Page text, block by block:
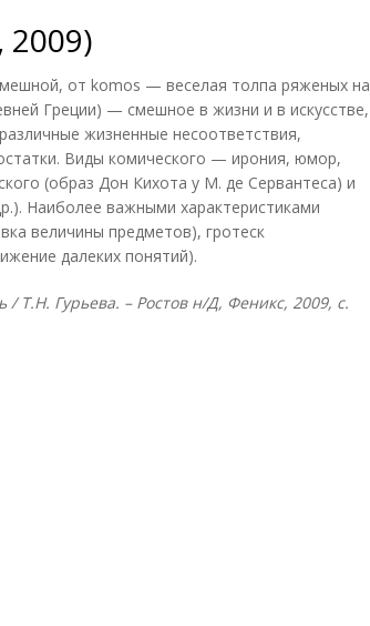
2009)
от komos — веселая толпа ряженых на
Греции) — смешное в жизни и в искусстве,
жизненные несоответствия,
Виды комического — ирония, юмор,
(образ Дон Кихота у М. де Сервантеса) и
Наиболее важными характеристиками
величины предметов), гротеск
далеких понятий).
Т.Н. Гурьева. – Ростов н/Д, Феникс, 2009, с.